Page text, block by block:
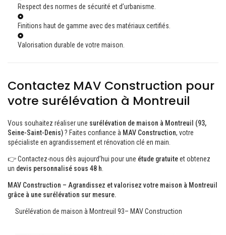
Respect des normes de sécurité et d’urbanisme.
Finitions haut de gamme avec des matériaux certifiés.
Valorisation durable de votre maison.
Contactez MAV Construction pour
votre surélévation à Montreuil
Vous souhaitez réaliser une surélévation de maison à Montreuil (93,
Seine-Saint-Denis)? Faites confiance à MAV Construction, votre
spécialiste en agrandissement et rénovation clé en main.
👉 Contactez-nous dès aujourd’hui pour une étude gratuiteet obtenez
un devis personnalisé sous 48 h
MAV Construction – Agrandissez et valorisez votre maison à Montreuil
grâce à une surélévation sur mesure.
Surélévation de maison à Montreuil 93– MAV Construction